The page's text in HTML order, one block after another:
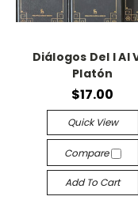
Diálogos Del I Al
Platón
$17.00
Quick View
Compare
Add To Cart